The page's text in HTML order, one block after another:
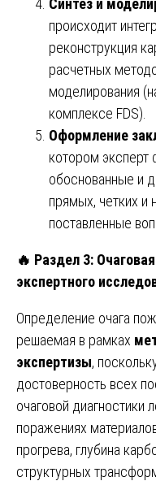
Синтез и
происходит
реконструкция
расчетных
моделирования
комплексе FDS).
Оформление
котором эксперт
обоснованные и
прямых, четких и
поставленные
🔥 Раздел 3:
экспертного
Определение очага
решаемая в рамках
экспертизы,
достоверность всех
очаговой диагностики
поражениях
прогрева, глубина
структурных